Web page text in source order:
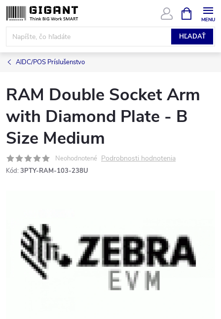
Prejsť
na
obsah
HĽADAŤ
KOŠÍK
AIDC/POS Príslušenstvo
RAM Double Socket Arm
with Diamond Plate - B
Size Medium
Neohodnotené Podrobnosti hodnotenia
Kód: 3PTY-RAM-103-238U